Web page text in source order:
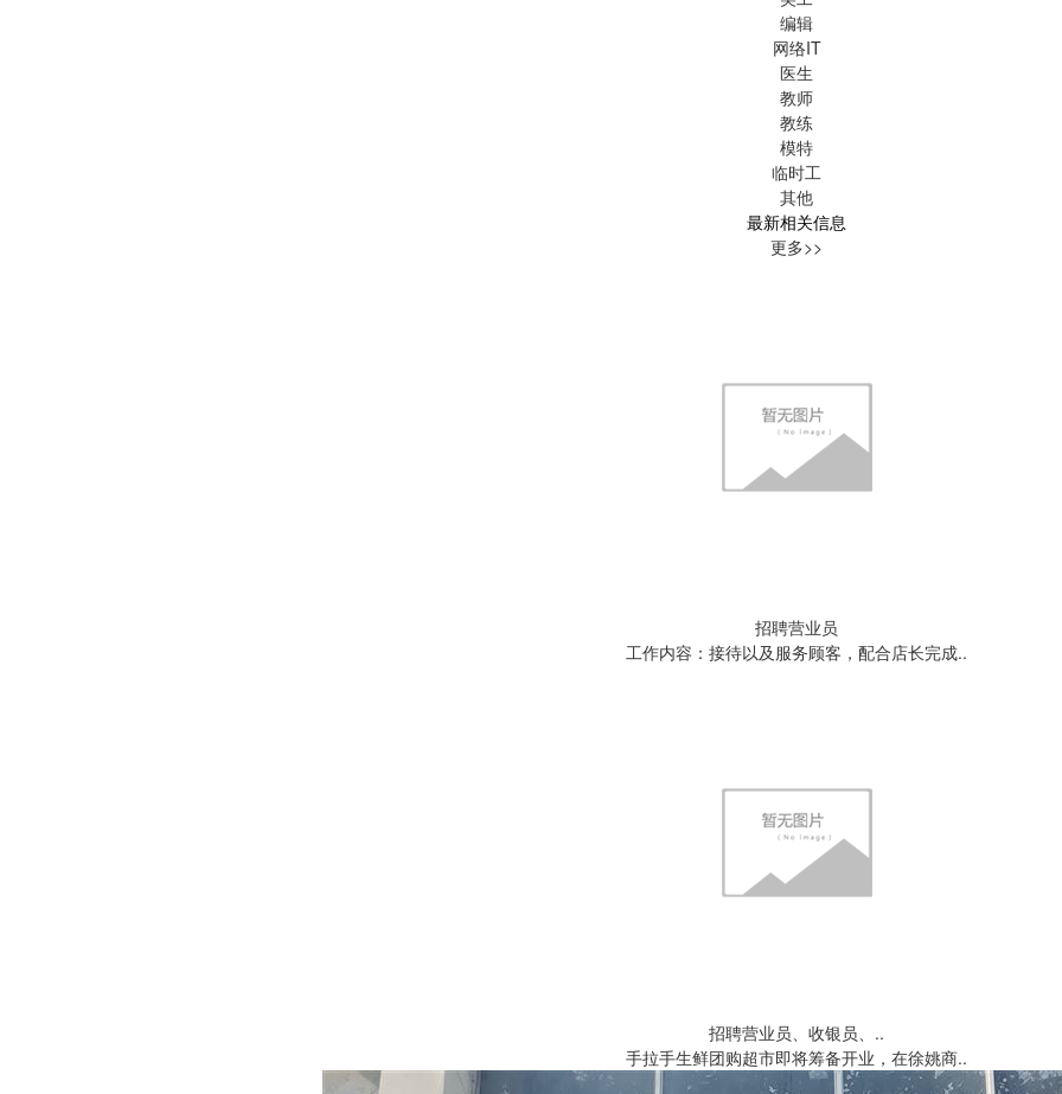
编辑
网络IT
医生
教师
教练
模特
临时工
其他
最新相关信息
更多>>
招聘营业员
工作内容：接待以及服务顾客，配合店长完成..
招聘营业员、收银员、..
手拉手生鲜团购超市即将筹备开业，在徐姚商..